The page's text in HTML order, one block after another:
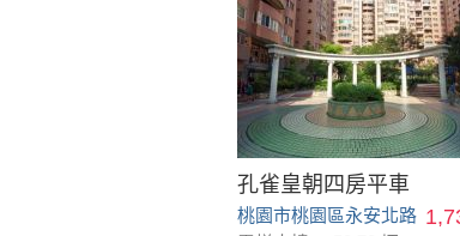
孔雀皇朝四房平車
桃園市桃園區永安北路